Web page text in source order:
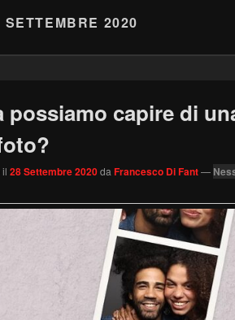
SETTEMBRE 2020
possiamo capire di
il 28 Settembre 2020da Francesco Di Fant—